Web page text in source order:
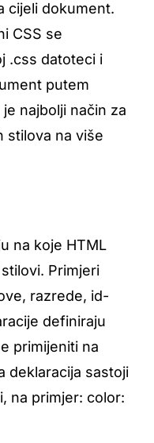
cijeli dokument.
CSS se
.css datoteci i
putem
najbolji način za
stilova na više
na koje HTML
Primjeri
razrede, id-
definiraju
primijeniti na
deklaracija sastoji
na primjer: color: